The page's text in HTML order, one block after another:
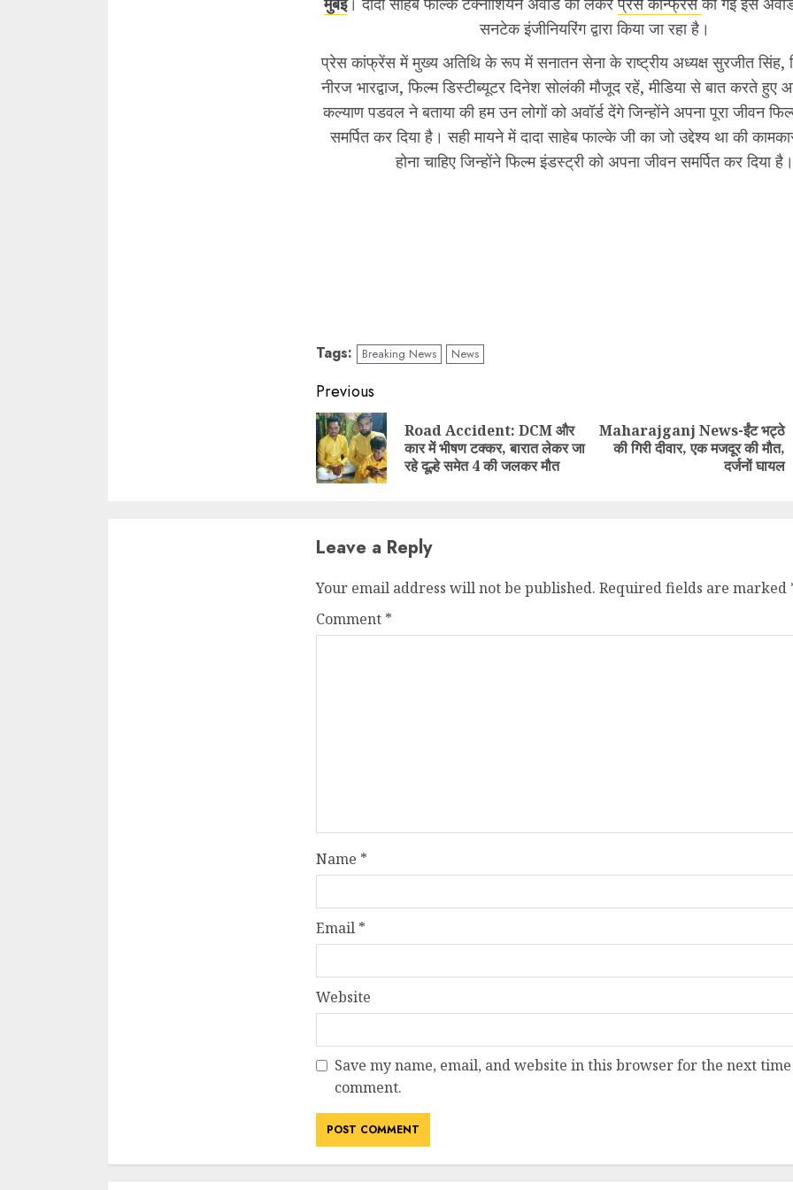
सनटेक इंजीनियरिंग द्वारा किया जा रहा है।
प्रेस कांफ्रेंस में मुख्य अतिथि के रूप में सनातन सेना के राष्ट्रीय अध्यक्ष सुरजीत सिंह,
नीरज भारद्वाज, फिल्म डिस्टीब्यूटर दिनेश सोलंकी मौजूद रहें, मीडिया से बात करते
कल्याण पडवल ने बताया की हम उन लोगों को अवॉर्ड देंगे जिन्होंने अपना पूरा जीवन
समर्पित कर दिया है। सही मायने में दादा साहेब फाल्के जी का जो उद्देश्य था की
होना चाहिए जिन्होंने फिल्म इंडस्ट्री को अपना जीवन समर्पित कर दिया है।
Tags: Breaking News News
Continue
Reading
Previous
Previous
Road Accident: DCM और
कार में भीषण टक्कर, बारात लेकर जा
रहे दूल्हे समेत 4 की जलकर मौत
Next
Maharajganj News-ईंट भट्ठे
की गिरी दीवार, एक मजदूर की मौत,
दर्जनों घायल
Leave a Reply
Your email address will not be published. Required fields are marked
Comment *
Name *
Email *
Website
Save my name, email, and website in this browser for the next
comment.